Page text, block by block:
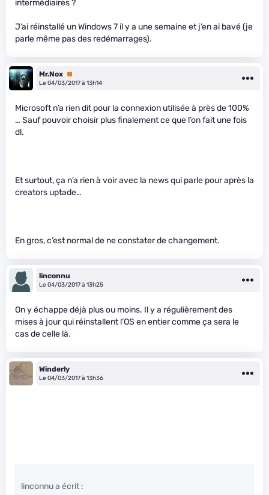
intermédiaires ?
J’ai réinstallé un Windows 7 il y a une semaine et j’en ai bavé (je
parle même pas des redémarrages).
Mr.Nox Premium
Le 04/03/2017 à 13h14
Microsoft n’a rien dit pour la connexion utilisée à près de 100%
… Sauf pouvoir choisir plus finalement ce que l’on fait une fois
dl.
Et surtout, ça n’a rien à voir avec la news qui parle pour après la
creators uptade…
En gros, c’est normal de ne constater de changement.
linconnu
Le 04/03/2017 à 13h25
On y échappe déjà plus ou moins. Il y a régulièrement des
mises à jour qui réinstallent l’OS en entier comme ça sera le
cas de celle là.
Winderly
Le 04/03/2017 à 13h36
linconnu a écrit :